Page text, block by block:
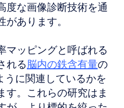
度な画像診断技術を通
あります。
マッピングと呼ばれる
れる脳内の鉄含有量の
うに関連しているかを
す。これらの研究はま